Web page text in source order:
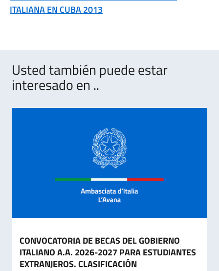
ITALIANA EN CUBA 2013
Usted también puede estar
interesado en ..
CONVOCATORIA DE BECAS DEL GOBIERNO
ITALIANO A.A. 2026-2027 PARA ESTUDIANTES
EXTRANJEROS. CLASIFICACIÓN